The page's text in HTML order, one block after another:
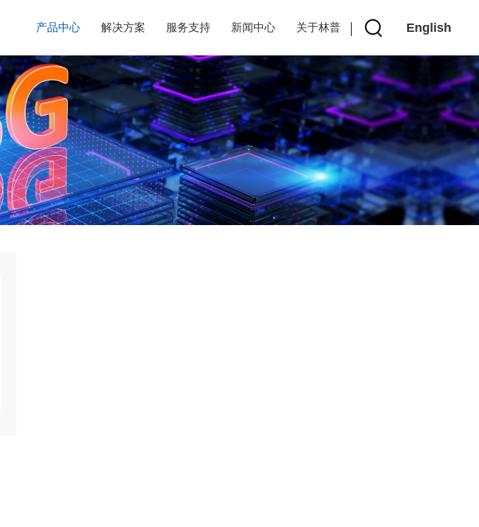
English
产品中心 解决方案 服务支持 新闻中心 关于林普